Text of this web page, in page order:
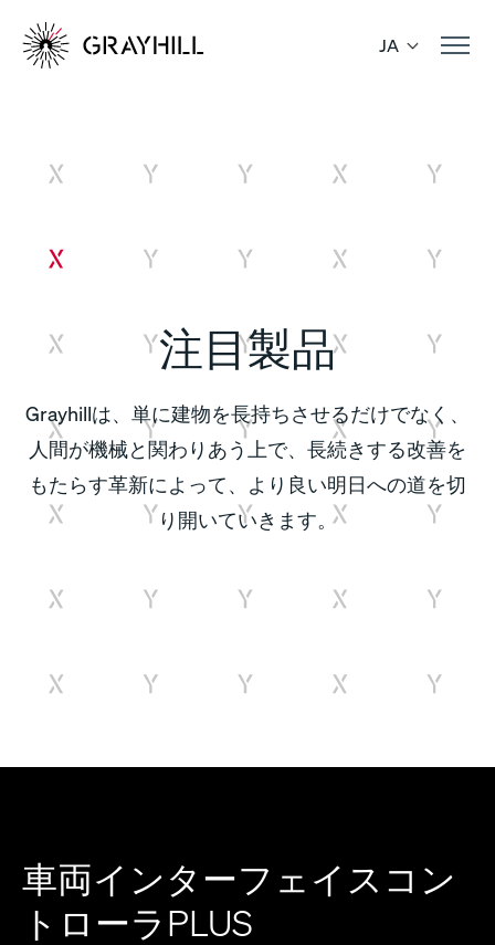
content
JA
注目製品
Grayhillは、単に建物を長持ちさせるだけでなく、
人間が機械と関わりあう上で、長続きする改善を
もたらす革新によって、より良い明日への道を切
り開いていきます。
車両インターフェイスコン
トローラPLUS